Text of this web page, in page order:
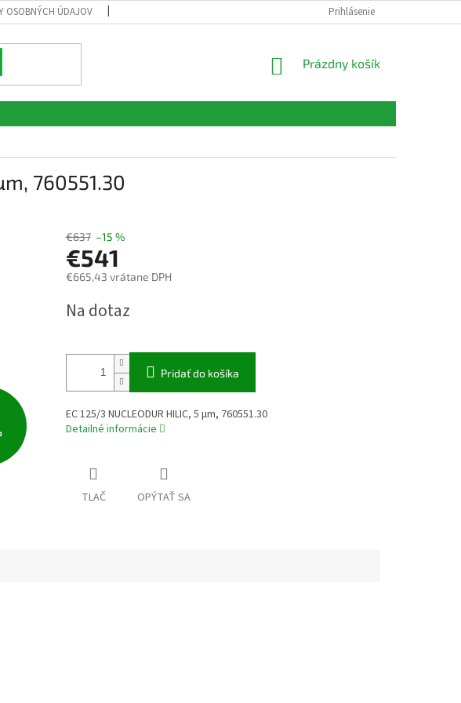
OSOBNÝCH ÚDAJOV Prihlásenie
NÁKUPNÝ
Prázdny košík
760551.30
€637 –15 %
€541
€665,43 vrátane DPH
cena:
Na dotaz
Pridať do košíka
EC 125/3 NUCLEODUR HILIC, 5 µm, 760551.30
Detailné informácie
TLAČ OPÝTAŤ SA